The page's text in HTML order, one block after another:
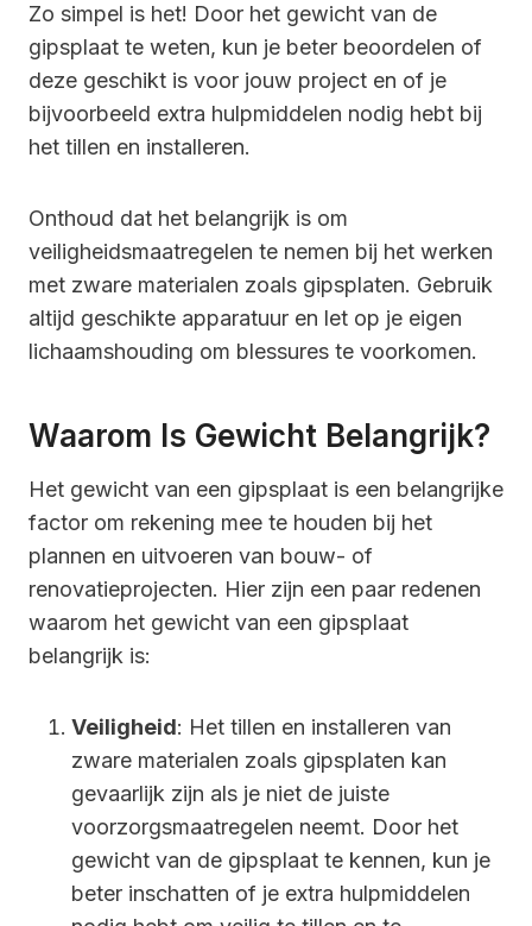
Zo simpel is het! Door het gewicht van de
gipsplaat te weten, kun je beter beoordelen of
deze geschikt is voor jouw project en of je
bijvoorbeeld extra hulpmiddelen nodig hebt bij
het tillen en installeren.
Onthoud dat het belangrijk is om
veiligheidsmaatregelen te nemen bij het werken
met zware materialen zoals gipsplaten. Gebruik
altijd geschikte apparatuur en let op je eigen
lichaamshouding om blessures te voorkomen.
Waarom Is Gewicht Belangrijk?
Het gewicht van een gipsplaat is een belangrijke
factor om rekening mee te houden bij het
plannen en uitvoeren van bouw- of
renovatieprojecten. Hier zijn een paar redenen
waarom het gewicht van een gipsplaat
belangrijk is:
Veiligheid: Het tillen en installeren van
zware materialen zoals gipsplaten kan
gevaarlijk zijn als je niet de juiste
voorzorgsmaatregelen neemt. Door het
gewicht van de gipsplaat te kennen, kun je
beter inschatten of je extra hulpmiddelen